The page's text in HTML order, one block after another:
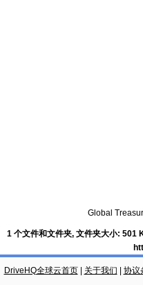
Global
1 个文件和文件夹, 文件夹大小: 501
DriveHQ全球云首页| 关于我们 协议